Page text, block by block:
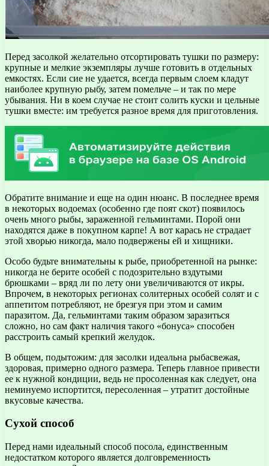
Перед засолкой желательно отсортировать тушки по размеру:
крупные и мелкие экземпляры лучше готовить в отдельных
емкостях. Если сие не удается, всегда первым слоем кладут
наиболее крупную рыбу, затем помельче – и так по мере
убывания. Ни в коем случае не стоит солить куски и цельные
тушки вместе: им требуется разное время для приготовления.
Обратите внимание и еще на один нюанс. В последнее время
в некоторых водоемах (особенно где поят скот) появилось
очень много рыбы, зараженной гельминтами. Порой они
находятся даже в покупном карпе! А вот карась не страдает
этой хворью никогда, мало подвержены ей и хищники.
Особо будьте внимательны к рыбе, приобретенной на рынке:
никогда не берите особей с подозрительно вздутыми
брюшками – вряд ли по лету они увеличиваются от икры.
Впрочем, в некоторых регионах солитерных особей солят и с
аппетитом потребляют, не брезгуя при этом и самим
паразитом. Да, гельминтами таким образом заразиться
сложно, но сам факт наличия такого «бонуса» способен
расстроить самый крепкий желудок.
В общем, подытожим: для засолки идеальна рыбасвежая,
здоровая, примерно одного размера. Теперь главное привести
ее к нужной кондиции, ведь не просоленная как следует, она
неминуемо испортится, пересоленная – утратит достойные
вкусовые качества.
Сухой способ
Перед нами идеальный способ посола, единственным
недостатком которого является долговременность